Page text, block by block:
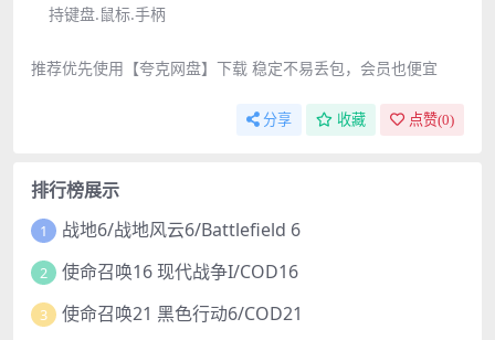
持键盘.鼠标.手柄
推荐优先使用【夸克网盘】下载 稳定不易丢包，会员也便宜
分享 收藏 点赞(0)
排行榜展示
1 战地6/战地风云6/Battlefield 6
2 使命召唤16 现代战争I/COD16
3 使命召唤21 黑色行动6/COD21